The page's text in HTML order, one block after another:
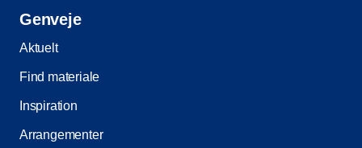
Genveje
Aktuelt
Find materiale
Inspiration
Arrangementer